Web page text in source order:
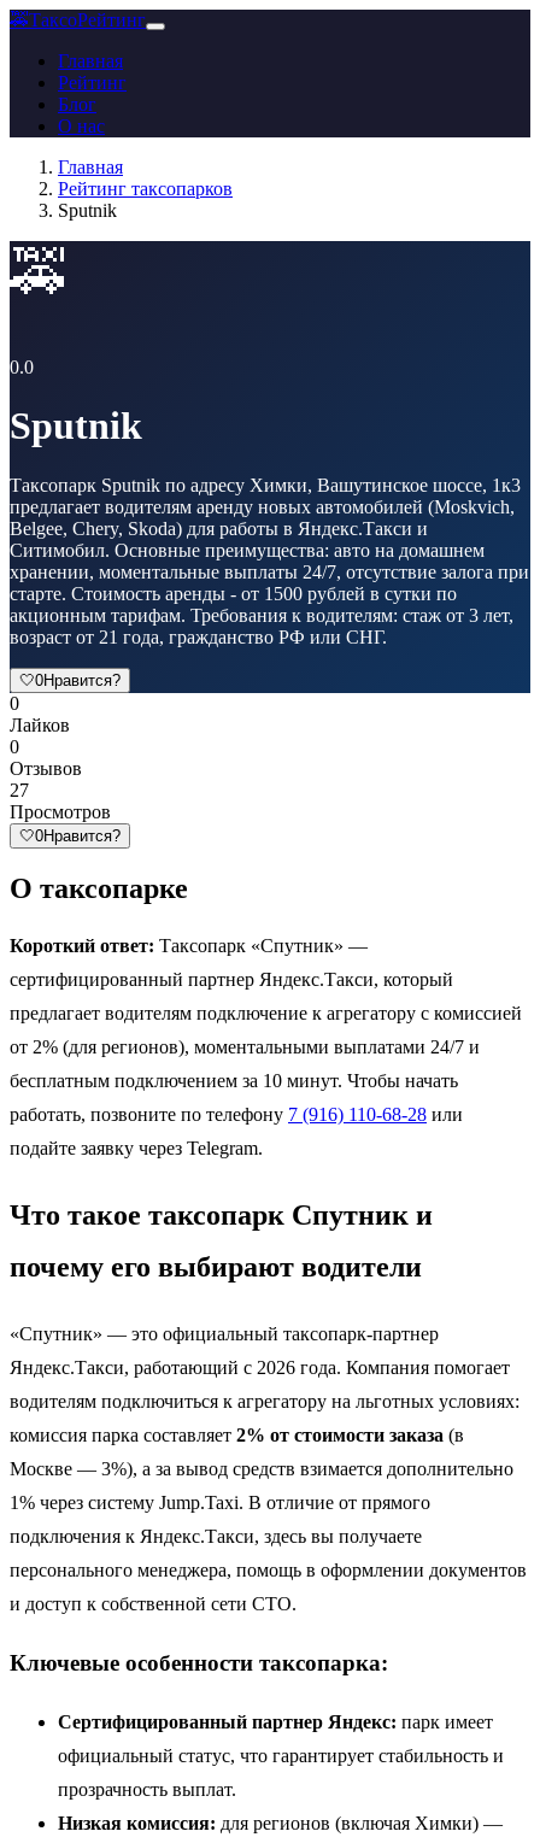
🚕ТаксоРейтинг
Главная
Рейтинг
Блог
О нас
Главная
Рейтинг таксопарков
Sputnik
🚕
0.0
Sputnik
Таксопарк Sputnik по адресу Химки, Вашутинское шоссе, 1к3
предлагает водителям аренду новых автомобилей (Moskvich,
Belgee, Chery, Skoda) для работы в Яндекс.Такси и
Ситимобил. Основные преимущества: авто на домашнем
хранении, моментальные выплаты 24/7, отсутствие залога при
старте. Стоимость аренды - от 1500 рублей в сутки по
акционным тарифам. Требования к водителям: стаж от 3 лет,
возраст от 21 года, гражданство РФ или СНГ.
🤍0Нравится?
0
Лайков
0
Отзывов
27
Просмотров
🤍0Нравится?
О таксопарке
Короткий ответ: Таксопарк «Спутник» —
сертифицированный партнер Яндекс.Такси, который
предлагает водителям подключение к агрегатору с комиссией
от 2% (для регионов), моментальными выплатами 24/7 и
бесплатным подключением за 10 минут. Чтобы начать
работать, позвоните по телефону 7 (916) 110-68-28 или
подайте заявку через Telegram.
Что такое таксопарк Спутник и
почему его выбирают водители
«Спутник» — это официальный таксопарк-партнер
Яндекс.Такси, работающий с 2026 года. Компания помогает
водителям подключиться к агрегатору на льготных условиях:
комиссия парка составляет 2% от стоимости заказа (в
Москве — 3%), а за вывод средств взимается дополнительно
1% через систему Jump.Taxi. В отличие от прямого
подключения к Яндекс.Такси, здесь вы получаете
персонального менеджера, помощь в оформлении документов
и доступ к собственной сети СТО.
Ключевые особенности таксопарка:
Сертифицированный партнер Яндекс: парк имеет
официальный статус, что гарантирует стабильность и
прозрачность выплат.
Низкая комиссия: для регионов (включая Химки) —